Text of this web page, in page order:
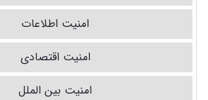
امنیت اطلاعات
امنیت اقتصادی
امنیت بین الملل